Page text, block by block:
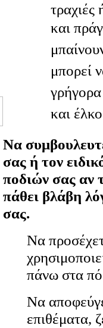
και
μπορεί
και
Να
σας ή τον
ποδιών σας αν
πάθει βλάβη
σας.
Να
πάνω στα
Να
επιθέματα,